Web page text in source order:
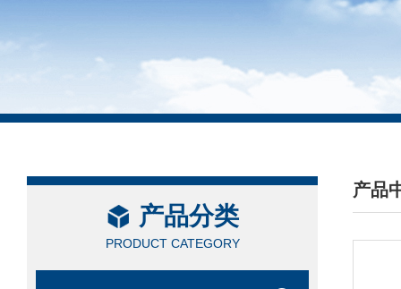
产品分类
PRODUCT CATEGORY
产品
/